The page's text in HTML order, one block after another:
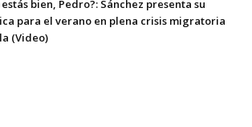
estás bien, Pedro?: Sánchez presenta su
para el verano en plena crisis migratoria
(Video)